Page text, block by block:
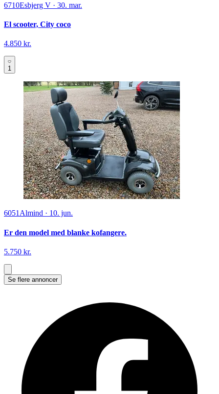
6710Esbjerg V · 30. mar.
El scooter, City coco
4.850 kr.
1
6051 Almind · 10. jun.
Er den model med blanke kofangere.
5.750 kr.
Se flere annoncer